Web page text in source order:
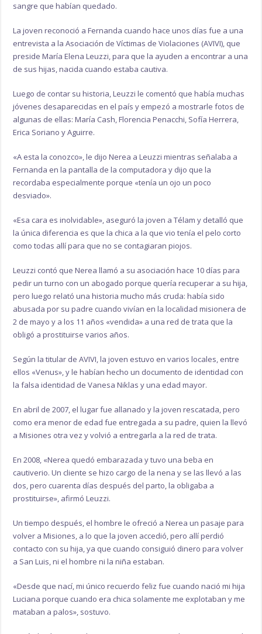
sangre que habían quedado.
La joven reconoció a Fernanda cuando hace unos días fue a una
entrevista a la Asociación de Víctimas de Violaciones (AVIVI), que
preside María Elena Leuzzi, para que la ayuden a encontrar a una
de sus hijas, nacida cuando estaba cautiva.
Luego de contar su historia, Leuzzi le comentó que había muchas
jóvenes desaparecidas en el país y empezó a mostrarle fotos de
algunas de ellas: María Cash, Florencia Penacchi, Sofía Herrera,
Erica Soriano y Aguirre.
«A esta la conozco», le dijo Nerea a Leuzzi mientras señalaba a
Fernanda en la pantalla de la computadora y dijo que la
recordaba especialmente porque «tenía un ojo un poco
desviado».
«Esa cara es inolvidable», aseguró la joven a Télam y detalló que
la única diferencia es que la chica a la que vio tenía el pelo corto
como todas allí para que no se contagiaran piojos.
Leuzzi contó que Nerea llamó a su asociación hace 10 días para
pedir un turno con un abogado porque quería recuperar a su hija,
pero luego relató una historia mucho más cruda: había sido
abusada por su padre cuando vivían en la localidad misionera de
2 de mayo y a los 11 años «vendida» a una red de trata que la
obligó a prostituirse varios años.
Según la titular de AVIVI, la joven estuvo en varios locales, entre
ellos «Venus», y le habían hecho un documento de identidad con
la falsa identidad de Vanesa Niklas y una edad mayor.
En abril de 2007, el lugar fue allanado y la joven rescatada, pero
como era menor de edad fue entregada a su padre, quien la llevó
a Misiones otra vez y volvió a entregarla a la red de trata.
En 2008, «Nerea quedó embarazada y tuvo una beba en
cautiverio. Un cliente se hizo cargo de la nena y se las llevó a las
dos, pero cuarenta días después del parto, la obligaba a
prostituirse», afirmó Leuzzi.
Un tiempo después, el hombre le ofreció a Nerea un pasaje para
volver a Misiones, a lo que la joven accedió, pero allí perdió
contacto con su hija, ya que cuando consiguió dinero para volver
a San Luis, ni el hombre ni la niña estaban.
«Desde que nací, mi único recuerdo feliz fue cuando nació mi hija
Luciana porque cuando era chica solamente me explotaban y me
mataban a palos», sostuvo.